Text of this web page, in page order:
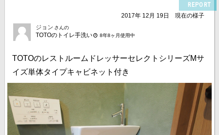
REPORT
2017年 12月 19日
現在の様子
ジョン さんの
TOTOのトイレ手洗い 8年8ヶ月使用中
TOTOのレストルームドレッサーセレクトシリーズMサ
イズ単体タイプキャビネット付き